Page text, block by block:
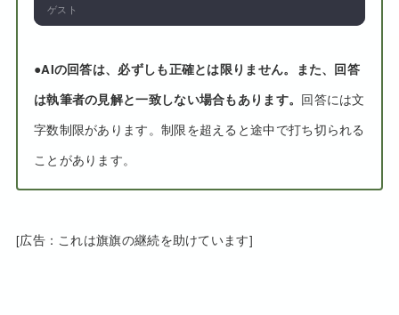
ゲスト
●AIの回答は、必ずしも正確とは限りません。また、回答
は執筆者の見解と一致しない場合もあります。 回答には文
字数制限があります。制限を超えると途中で打ち切られる
ことがあります。
[広告：これは旗旗の継続を助けています]